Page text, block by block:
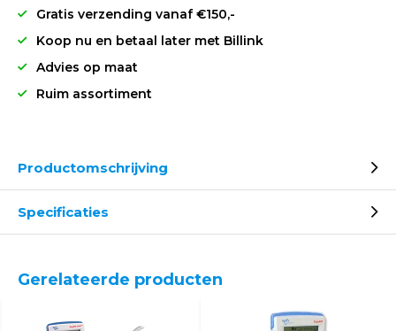
Gratis verzending vanaf €150,-
Koop nu en betaal later met Billink
Advies op maat
Ruim assortiment
Productomschrijving
Specificaties
Gerelateerde producten